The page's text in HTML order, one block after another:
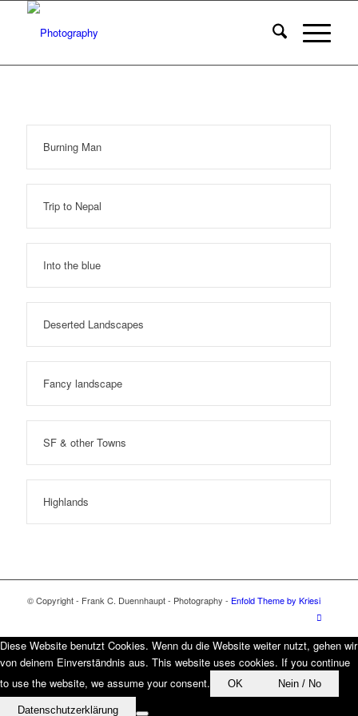
Burning Man
Trip to Nepal
Into the blue
Deserted Landscapes
Fancy landscape
SF & other Towns
Highlands
© Copyright - Frank C. Duennhaupt - Photography - Enfold Theme by Kriesi
Diese Website benutzt Cookies. Wenn du die Website weiter nutzt, gehen wir
von deinem Einverständnis aus. This website uses cookies. If you continue
to use the website, we assume your consent.
OK Nein / No
Datenschutzerklärung